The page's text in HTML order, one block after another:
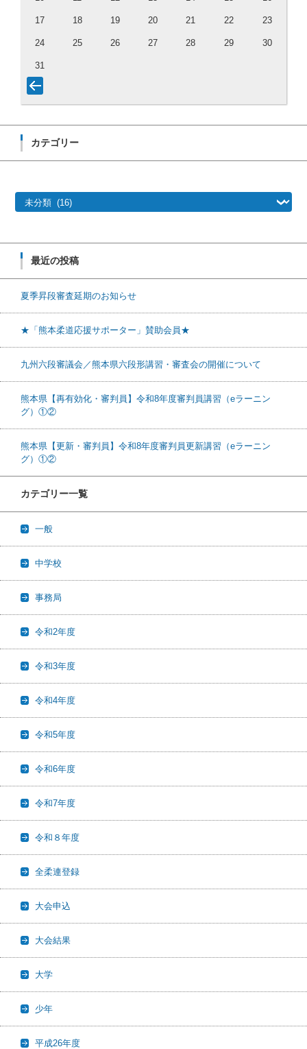
17 18 19 20 21 22 23
24 25 26 27 28 29 30
31
カテゴリー
最近の投稿
夏季昇段審査延期のお知らせ
★「熊本柔道応援サポーター」賛助会員★
九州六段審議会／熊本県六段形講習・審査会の開催について
熊本県【再有効化・審判員】令和8年度審判員講習（eラーニン
グ）①②
熊本県【更新・審判員】令和8年度審判員更新講習（eラーニン
グ）①②
カテゴリー一覧
一般
中学校
事務局
令和2年度
令和3年度
令和4年度
令和5年度
令和6年度
令和7年度
令和８年度
全柔連登録
大会申込
大会結果
大学
少年
平成26年度